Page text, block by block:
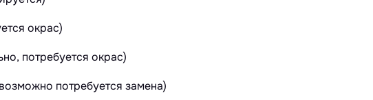
окрас)
потребуется окрас)
потребуется замена)